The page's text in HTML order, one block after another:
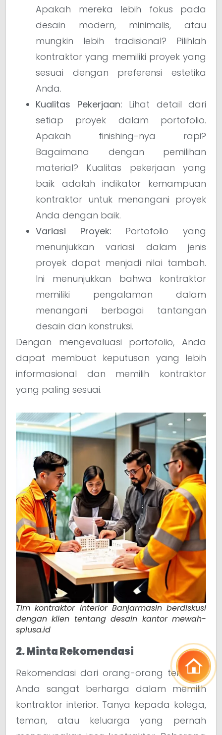
Apakah mereka lebih fokus pada
desain modern, minimalis, atau
mungkin lebih tradisional? Pilihlah
kontraktor yang memiliki proyek yang
sesuai dengan preferensi estetika
Anda.
Kualitas Pekerjaan: Lihat detail dari
setiap proyek dalam portofolio.
Apakah finishing-nya rapi?
Bagaimana dengan pemilihan
material? Kualitas pekerjaan yang
baik adalah indikator kemampuan
kontraktor untuk menangani proyek
Anda dengan baik.
Variasi Proyek: Portofolio yang
menunjukkan variasi dalam jenis
proyek dapat menjadi nilai tambah.
Ini menunjukkan bahwa kontraktor
memiliki pengalaman dalam
menangani berbagai tantangan
desain dan konstruksi.
Dengan mengevaluasi portofolio, Anda
dapat membuat keputusan yang lebih
informasional dan memilih kontraktor
yang paling sesuai.
Tim kontraktor interior Banjarmasin berdiskusi
dengan klien tentang desain kantor mewah-
splusa.id
2. Minta Rekomendasi
Rekomendasi dari orang-orang terdekat
Anda sangat berharga dalam memilih
kontraktor interior. Tanya kepada kolega,
teman, atau keluarga yang pernah